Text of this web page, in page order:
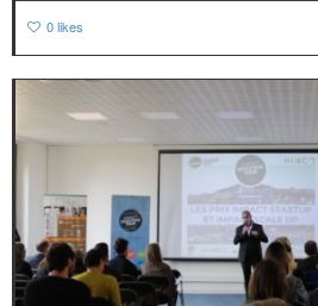
0likes